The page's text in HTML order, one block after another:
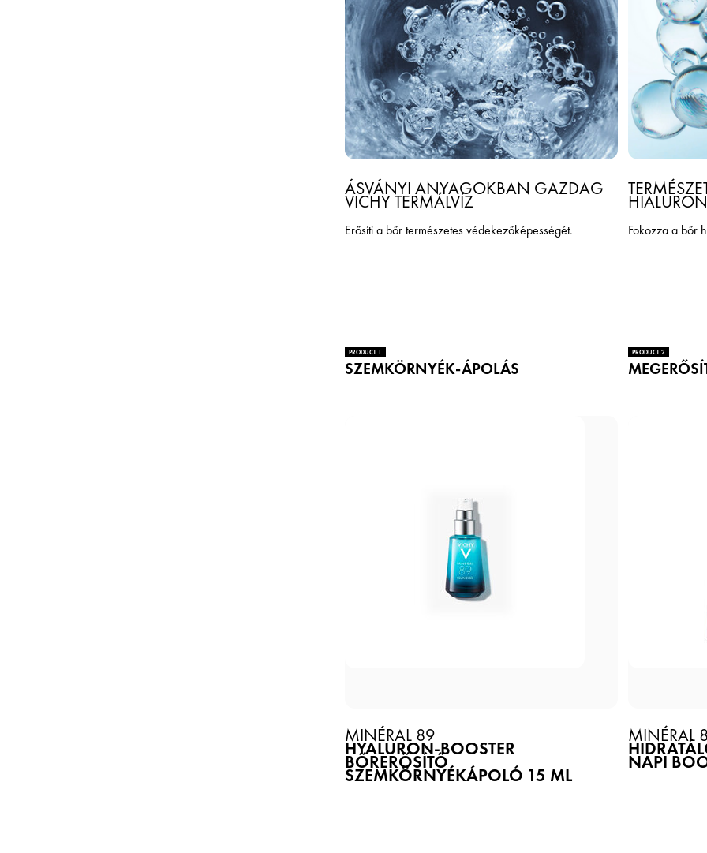
ÁSVÁNYI ANYAGOKBAN GAZDAG
VICHY TERMÁLVÍZ
Erősíti a bőr természetes védekezőképességét. Fokozza a bőr
PRODUCT 1
SZEMKÖRNYÉK-ÁPOLÁS
MINÉRAL 89
HYALURON-BOOSTER
BŐRERŐSÍTŐ
SZEMKÖRNYÉKÁPOLÓ 15 ML
PRODUCT 2
MINÉRAL
NAPI